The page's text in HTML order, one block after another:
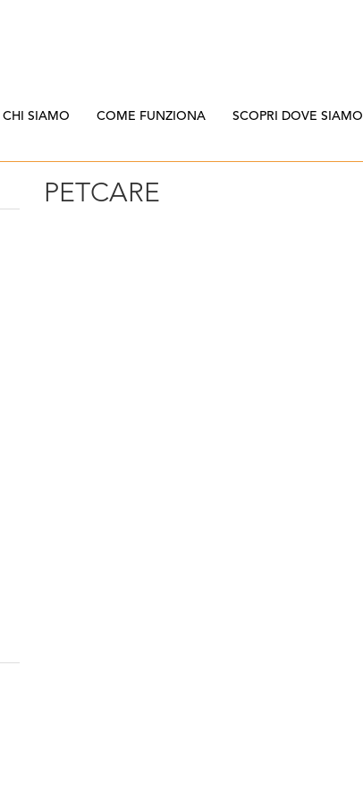
CHI SIAMO COME FUNZIONA SCOPRI DOVE SIAMO
PETCARE